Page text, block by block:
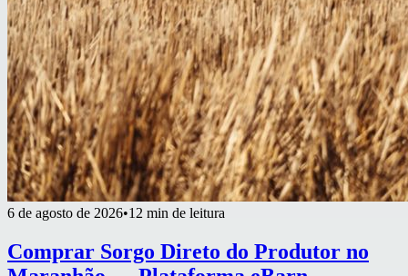
6 de agosto de 2026•12 min de leitura
Comprar Sorgo Direto do Produtor no